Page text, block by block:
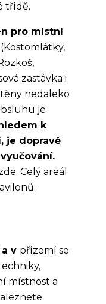
třídě.
pro místní
(Kostomlátky,
zastávka i
nedaleko
je
k
je dopravě
Celý areál
v přízemí se
místnost a